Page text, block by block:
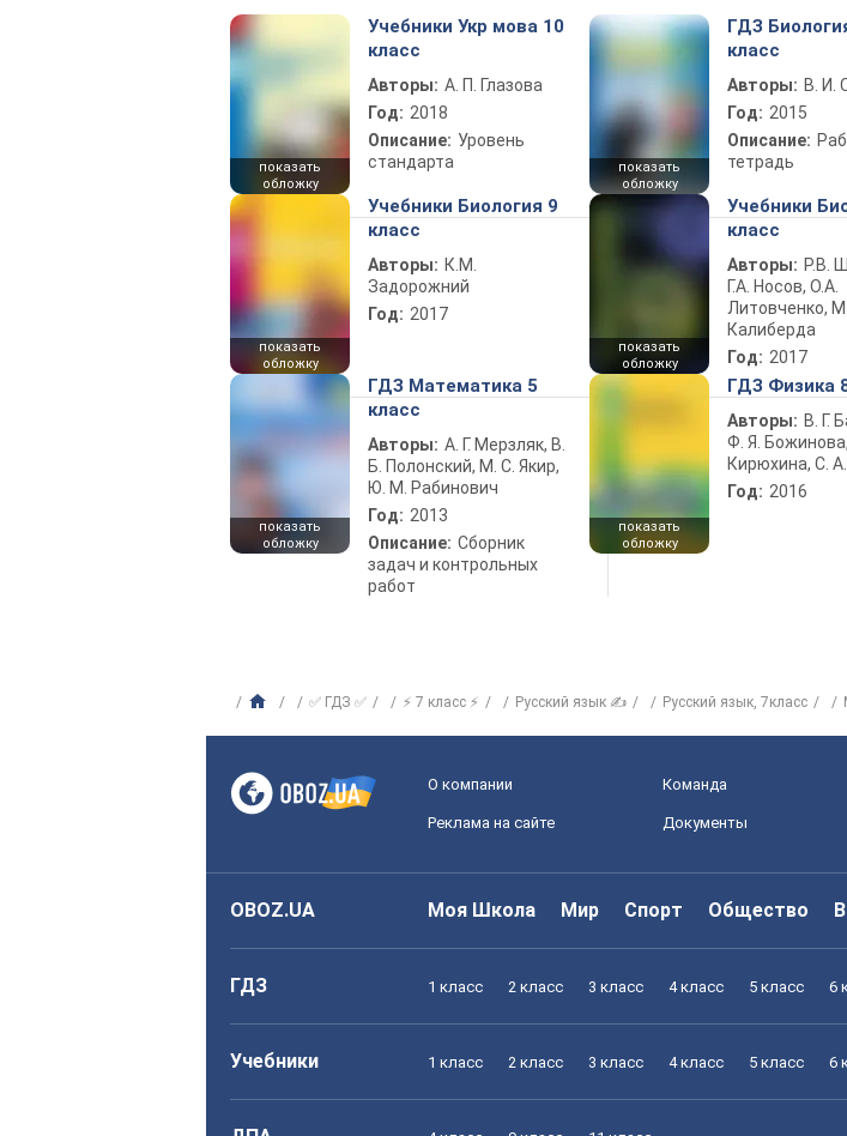
показать
обложку
Учебники Укр мова 10
класс
Авторы: А. П. Глазова
Год: 2018
Описание: Уровень
стандарта
показать
обложку
ГДЗ
класс
Авторы: В. И.
Год: 2015
Описание:
тетрадь
показать
обложку
Учебники Биология 9
класс
Авторы: К.М.
Задорожний
Год: 2017
показать
обложку
Учебники
класс
Авторы: Р.В.
Г.А. Носов, О.А.
Литовченко,
Калиберда
Год: 2017
показать
обложку
ГДЗ Математика 5
класс
Авторы: А. Г. Мерзляк, В.
Б. Полонский, М. С. Якир,
Ю. М. Рабинович
Год: 2013
Описание: Сборник
задач и контрольных
работ
показать
обложку
ГДЗ Физика
Авторы: В. Г.
Ф. Я. Божинова,
Кирюхина, С.
Год: 2016
✅ ГДЗ ✅ ⚡ 7 класс ⚡ Русский язык ✍ Русский язык, 7класс
О компании Команда
Реклама на сайте Документы
OBOZ.UA Моя Школа Мир Спорт Общество
ГДЗ 1 класс 2 класс 3 класс 4 класс 5 класс 6
Учебники 1 класс 2 класс 3 класс 4 класс 5 класс 6